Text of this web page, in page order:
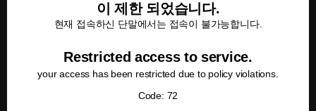
이 제한 되었습니다.
현재 접속하신 단말에서는 접속이 불가능합니다.
Restricted access to service.
your access has been restricted due to policy violations.
Code: 72